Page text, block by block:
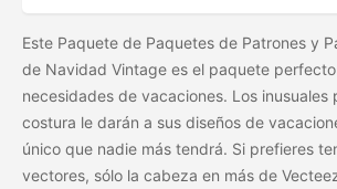
Este Paquete de Paquetes de Patrones y
de Navidad Vintage es el paquete
necesidades de vacaciones. Los inusuales
costura le darán a sus diseños de
único que nadie más tendrá. Si prefieres
vectores, sólo la cabeza en más de